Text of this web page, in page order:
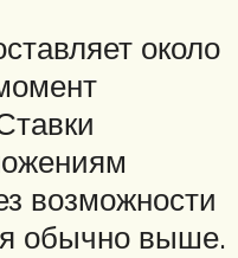
около
возможности
обычно выше.